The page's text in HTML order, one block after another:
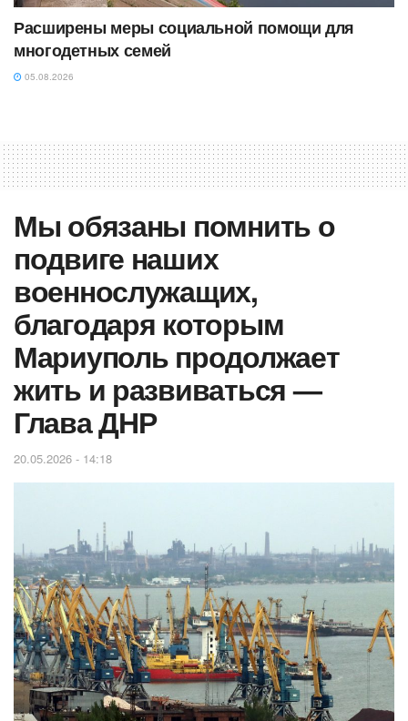
Расширены меры социальной помощи для
многодетных семей
05.08.2026
Мы обязаны помнить о
подвиге наших
военнослужащих,
благодаря которым
Мариуполь продолжает
жить и развиваться —
Глава ДНР
20.05.2026 - 14:18